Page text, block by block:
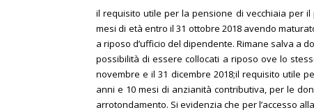
il requisito utile per la pensione di vecchiaia per
mesi di età entro il 31 ottobre 2018 avendo
a riposo d’ufficio del dipendente. Rimane salva a
possibilità di essere collocati a riposo ove lo
novembre e il 31 dicembre 2018;il requisito utile
anni e 10 mesi di anzianità contributiva, per le
arrotondamento. Si evidenzia che per l’accesso